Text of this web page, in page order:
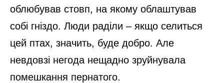
облюбував стовп, на якому облаштував
собі гніздо. Люди раділи – якщо селиться
цей птах, значить, буде добро. Але
невдовзі негода нещадно зруйнувала
помешкання пернатого.